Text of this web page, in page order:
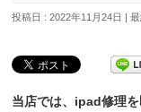
投稿日 : 2022年11月24日
当店では、ipad修理